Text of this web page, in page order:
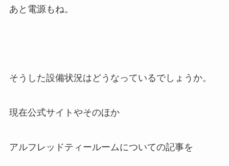
あと電源もね。
そうした設備状況はどうなっているでしょうか。
現在公式サイトやそのほか
アルフレッドティールームについての記事を